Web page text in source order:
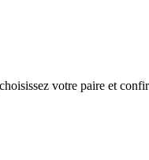
votre paire et